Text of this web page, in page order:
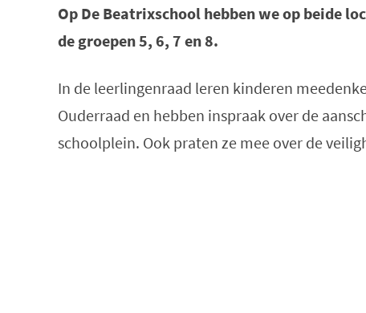
Op De Beatrixschool hebben we op beide
de groepen 5, 6, 7 en 8.
In de leerlingenraad leren kinderen
Ouderraad en hebben inspraak over de
schoolplein. Ook praten ze mee over de